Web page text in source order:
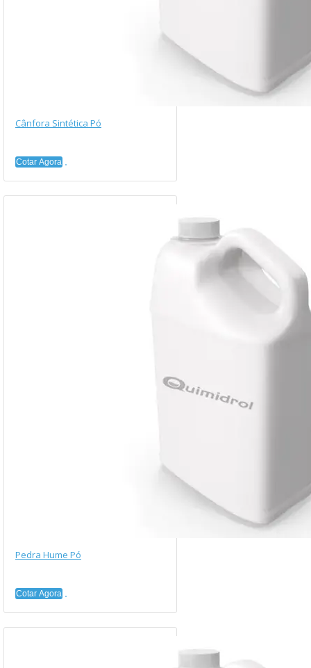
Cânfora Sintética Pó
Cotar Agora
Pedra Hume Pó
Cotar Agora